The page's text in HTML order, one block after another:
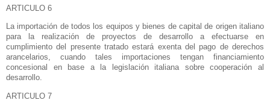
ARTICULO 6
La importación de todos los equipos y bienes de capital de origen italiano
para la realización de proyectos de desarrollo a efectuarse en
cumplimiento del presente tratado estará exenta del pago de derechos
arancelarios, cuando tales importaciones tengan financiamiento
concesional en base a la legislación italiana sobre cooperación al
desarrollo.
ARTICULO 7